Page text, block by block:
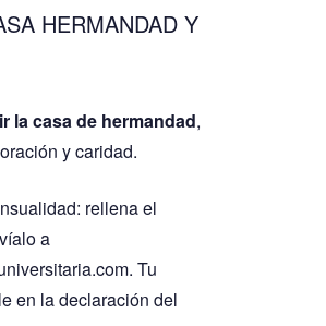
HERMANDAD Y
la casa de hermandad,
y caridad.
rellena el
a
Tu
en la declaración del